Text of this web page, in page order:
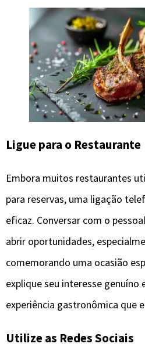
Ligue para o Restaurante
Embora muitos restaurantes
para reservas, uma ligação
eficaz. Conversar com o
abrir oportunidades,
comemorando uma ocasião
explique seu interesse genuíno
experiência gastronômica que
Utilize as Redes Sociais